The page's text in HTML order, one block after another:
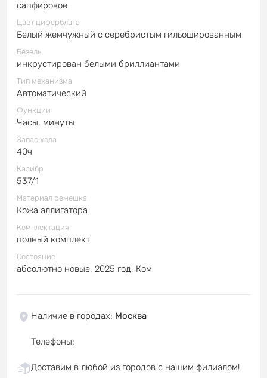
сапфировое
Цвет циферблата
Белый жемчужный с серебристым гильошированным
Безель
инкрустирован белыми бриллиантами
Тип механизма
Автоматический
Функции
Часы, минуты
Запас хода
40ч
Калибр
537/1
Материал ремешка
Кожа аллигатора
Комплектация
полный комплект
Состояние
абсолютно новые, 2025 год, Ком
Наличие в городах: Москва
Телефоны:
Доставим в любой из городов с нашим филиалом!